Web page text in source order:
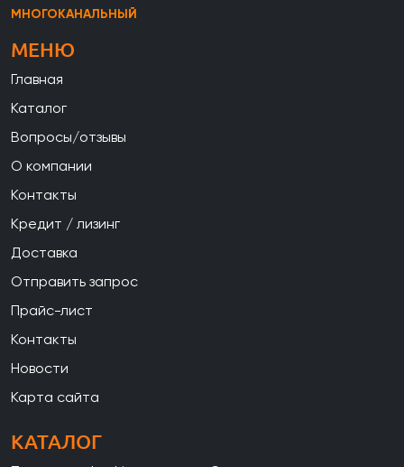
МНОГОКАНАЛЬНЫЙ
МЕНЮ
Главная
Каталог
Вопросы/отзывы
О компании
Контакты
Кредит / лизинг
Доставка
Отправить запрос
Прайс-лист
Контакты
Новости
Карта сайта
КАТАЛОГ